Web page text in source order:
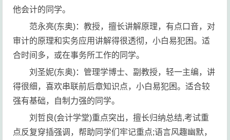
他会计的同学。
范永亮(东奥)：教授，擅长讲解原理，有点口音，对
审计的原理和实务应用讲解得很透彻，小白易犯困。适
合时间多，或在事务所工作的同学。
刘圣妮(东奥)：管理学博士、副教授，轻一主编，讲
得很细，喜欢串联前后章知识点，小白易犯困。适合较
强有基础，自制力强的同学。
刘哲良(会计学堂)重点突出，擅长归纳总结,考试重
点反复穿插强调，帮助同学们牢记重点;语言风趣幽默，